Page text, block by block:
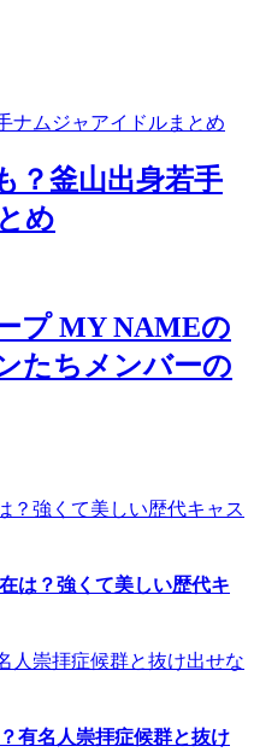
？釜山出身若手
め
プMY NAMEの
たちメンバーの
は？強くて美しい歴代キ
有名人崇拝症候群と抜け